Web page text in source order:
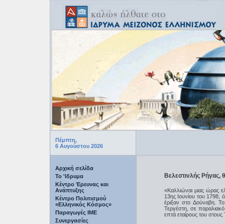
Πέμπτη,
6 Αυγούστου 2026
Αρχική σελίδα
Το 'Ιδρυμα
Κέντρο Έρευνας και
Ανάπτυξης
Κέντρο Πολιτισμού
«Ελληνικός Κόσμος»
Παραγωγές IME
Συνεργασίες
Βελεστινλής Ρήγας,
«Καλλιώναι μιας ώρας
13ης Ιουνίου του 1798,
έριξαν στο Δούναβη.
Τεργέστη, σε
επτά εταίρους του